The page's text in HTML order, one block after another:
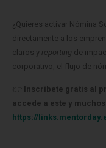
¿Quieres activar Nómina
directamente a los
claros y reporting de
corporativo, el flujo de
👉 Inscríbete gratis al
accede a este y
https://